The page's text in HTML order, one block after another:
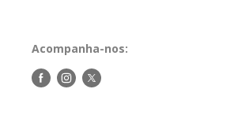
Acompanha-nos:
Siga-Siga-Siga-